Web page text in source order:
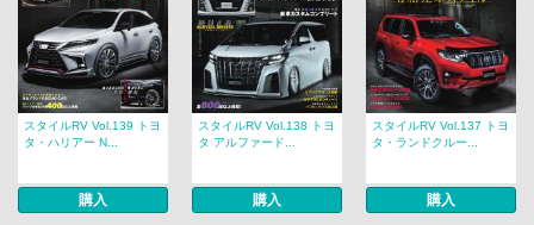
スタイルRV Vol.139 トヨ
タ・ハリアー N...
購入
スタイルRV Vol.138 トヨ
タ アルファード...
購入
スタイルRV Vol.137 トヨ
タ・ランドクルー...
購入